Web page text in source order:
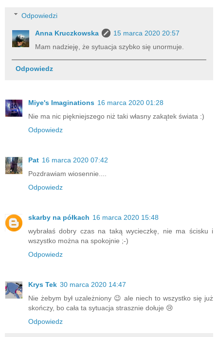
Odpowiedzi
Anna Kruczkowska
15 marca 2020 20:57
Mam nadzieję, że sytuacja szybko się unormuje.
Odpowiedz
Miye's Imaginations 16 marca 2020 01:28
Nie ma nic piękniejszego niż taki własny zakątek świata :)
Odpowiedz
Pat 16 marca 2020 07:42
Pozdrawiam wiosennie....
Odpowiedz
skarby na półkach 16 marca 2020 15:48
wybrałaś dobry czas na taką wycieczkę, nie ma ścisku i
wszystko można na spokojnie ;-)
Odpowiedz
Krys Tek 30 marca 2020 14:47
Nie żebym był uzależniony 😉 ale niech to wszystko się już
skończy, bo cała ta sytuacja strasznie dołuje 😢
Odpowiedz